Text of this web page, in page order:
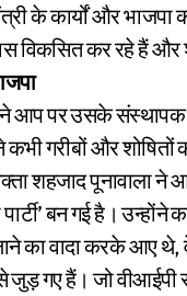
के कार्यों और
विकसित कर रहे हैं
ने आप पर उसके
कभी गरीबों और
शहजाद पूनावाला ने
पार्टी’ बन गई है।
का वादा करके आए
गए हैं। जो वीआईपी